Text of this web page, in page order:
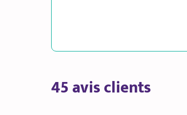
45 avis clients